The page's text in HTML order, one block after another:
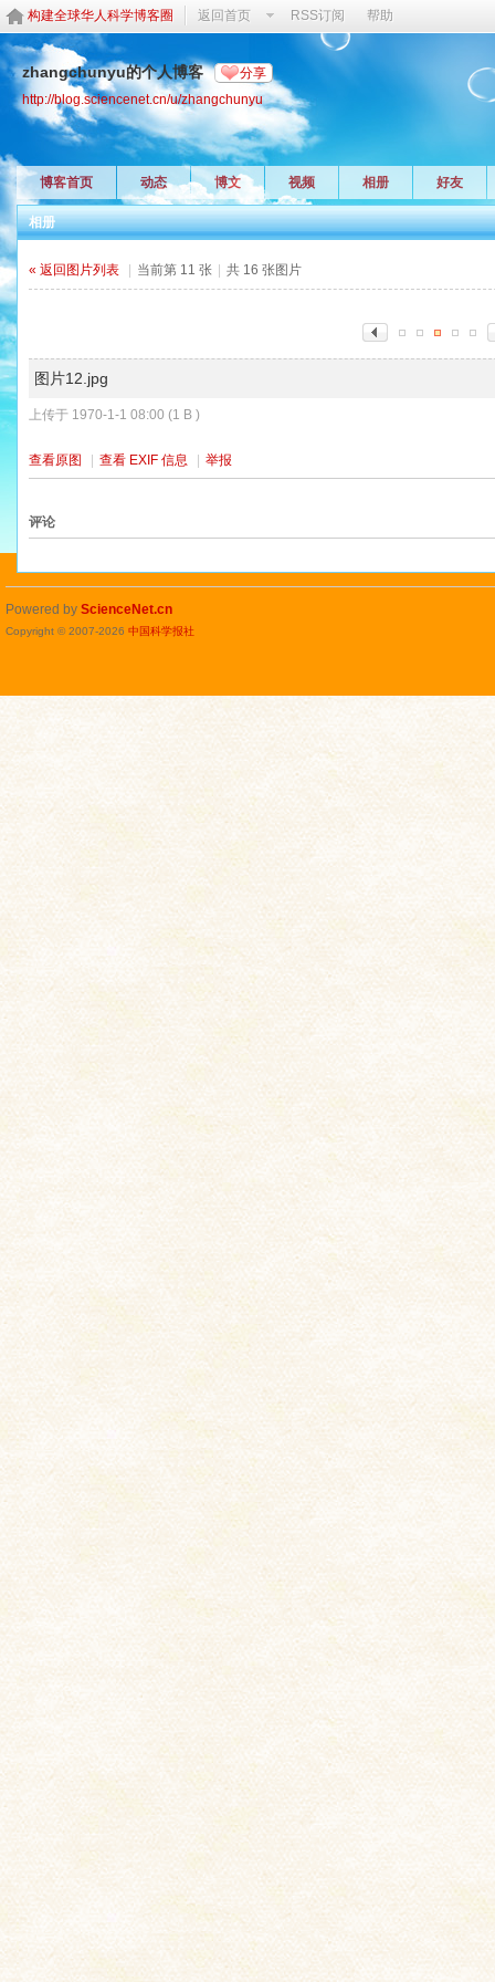
构建全球华人科学博客圈 返回首页 RSS订阅 帮助
zhangchunyu的个人博客 分享
http://blog.sciencenet.cn/u/zhangchunyu
博客首页 动态 博文 视频 相册 好友
相册
« 返回图片列表 当前第 11 张 共 16 张图片
图片12.jpg
上传于 1970-1-1 08:00 (1 B )
查看原图 查看 EXIF 信息 举报
评论
Powered by ScienceNet.cn
Copyright © 2007-2026 中国科学报社